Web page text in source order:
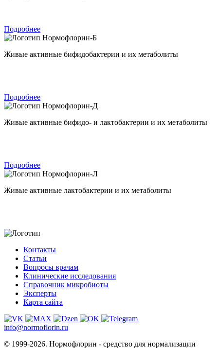
Подробнее
Нормофлорин-Б
Живые активные бифидобактерии и их метаболиты
Подробнее
Нормофлорин-Д
Живые активные бифидо- и лактобактерии и их метаболиты
Подробнее
Нормофлорин-Л
Живые активные лактобактерии и их метаболиты
Контакты
Статьи
Вопросы врачам
Клинические исследования
Справочник микробиоты
Эксперты
Карта сайта
info@normoflorin.ru
© 1999-2026. Нормофлорин - средство для нормализации